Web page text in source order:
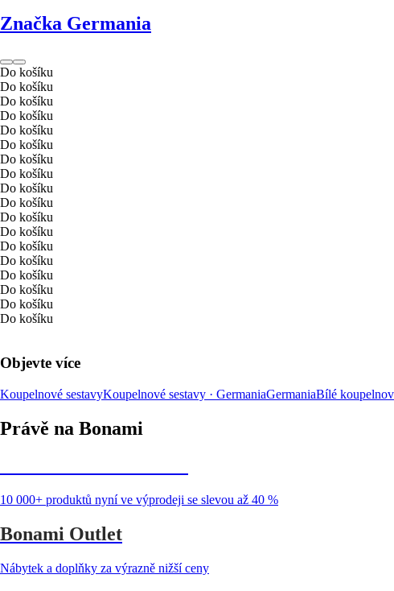
Značka Germania
Do košíku
Do košíku
Do košíku
Do košíku
Do košíku
Do košíku
Do košíku
Do košíku
Do košíku
Do košíku
Do košíku
Do košíku
Do košíku
Do košíku
Do košíku
Do košíku
Do košíku
Do košíku
Objevte více
Koupelnové sestavyKoupelnové sestavy · GermaniaGermaniaBílé
Právě na Bonami
10 000+ produktů nyní ve výprodeji se slevou až 40 %
Bonami Outlet
Nábytek a doplňky za výrazně nižší ceny